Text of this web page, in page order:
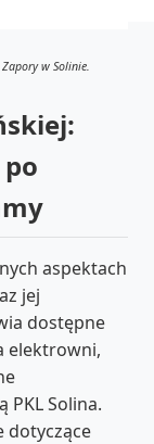
w Solinie.
aspektach
jej
dostępne
elektrowni,
Solina.
dotyczące